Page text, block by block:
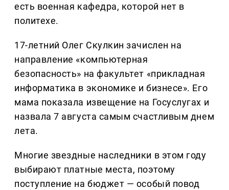
есть военная кафедра, которой нет в
политехе.
17-летний Олег Скулкин зачислен на
направление «компьютерная
безопасность» на факультет «прикладная
информатика в экономике и бизнесе». Его
мама показала извещение на Госуслугах и
назвала 7 августа самым счастливым днем
лета.
Многие звездные наследники в этом году
выбирают платные места, поэтому
поступление на бюджет — особый повод